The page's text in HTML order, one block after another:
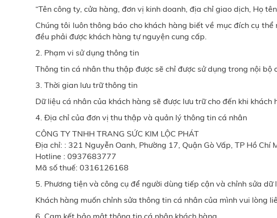
“Tên công ty, cửa hàng, đơn vị kinh doanh, địa chỉ giao dịch, Họ
Chúng tôi luôn thông báo cho khách hàng biết về mục đích cụ
đều phải được khách hàng tự nguyện cung cấp.
2. Phạm vi sử dụng thông tin
Thông tin cá nhân thu thập được sẽ chỉ được sử dụng trong nội bộ
3. Thời gian lưu trữ thông tin
Dữ liệu cá nhân của khách hàng sẽ được lưu trữ cho đến khi khách
4. Địa chỉ của đơn vị thu thập và quản lý thông tin cá nhân
CÔNG TY TNHH TRANG SỨC KIM LỘC PHÁT
Địa chỉ: : 321 Nguyễn Oanh, Phường 17, Quận Gò Vấp, TP Hồ Chí
Hotline : 0937683777
Mã số thuế: 0316126168
5. Phương tiện và công cụ để người dùng tiếp cận và chỉnh sửa dữ
Khách hàng muốn chỉnh sửa thông tin cá nhân của mình vui lòng